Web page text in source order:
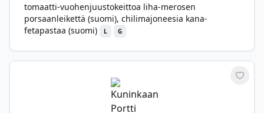
tomaatti-vuohenjuustokeittoa liha-merosen
porsaanleikettä (suomi), chilimajoneesia kana-
fetapastaa (suomi)
L G